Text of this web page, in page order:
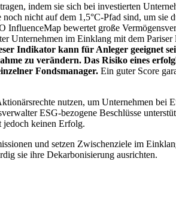
indem sie sich bei investierten
nicht auf dem 1,5°C-Pfad sind, um
bewertet große
Unternehmen im Einklang mit dem
Indikator kann für Anleger geeignet
zu verändern. Das Risiko eines
Fondsmanager. Ein guter Score
nutzen, um Unternehmen bei
ESG-bezogene Beschlüsse
jedoch keinen Erfolg.
und setzen Zwischenziele im
sie ihre Dekarbonisierung ausrichten.